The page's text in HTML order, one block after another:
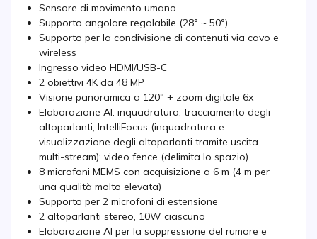
Sensore di movimento umano
Supporto angolare regolabile (28° ~ 50°)
Supporto per la condivisione di contenuti via cavo e
wireless
Ingresso video HDMI/USB-C
2 obiettivi 4K da 48 MP
Visione panoramica a 120° + zoom digitale 6x
Elaborazione AI: inquadratura; tracciamento degli
altoparlanti; IntelliFocus (inquadratura e
visualizzazione degli altoparlanti tramite uscita
multi-stream); video fence (delimita lo spazio)
8 microfoni MEMS con acquisizione a 6 m (4 m per
una qualità molto elevata)
Supporto per 2 microfoni di estensione
2 altoparlanti stereo, 10W ciascuno
Elaborazione AI per la soppressione del rumore e